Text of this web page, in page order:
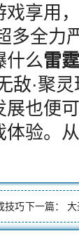
享用
多全力
什么雷
敌·聚
也便
验。
技巧下一篇： 大